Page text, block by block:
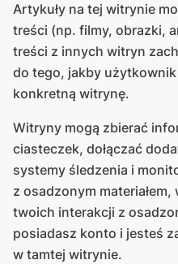
Artykuły na tej witrynie
treści (np. filmy, obrazki,
treści z innych witryn
do tego, jakby
konkretną witrynę.
Witryny mogą zbierać
ciasteczek, dołączać
systemy śledzenia i
z osadzonym
twoich interakcji z
posiadasz konto i jesteś
w tamtej witrynie.